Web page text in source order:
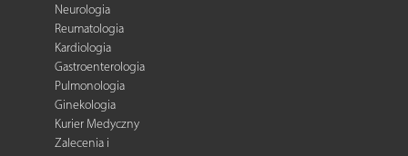
Neurologia
Reumatologia
Kardiologia
Gastroenterologia
Pulmonologia
Ginekologia
Kurier Medyczny
Zalecenia i